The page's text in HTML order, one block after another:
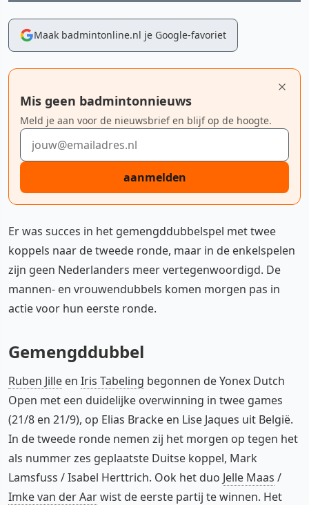
Maak badmintonline.nl je Google-favoriet
Mis geen badmintonnieuws
Meld je aan voor de nieuwsbrief en blijf op de hoogte.
E-mailadres
aanmelden
Er was succes in het gemengddubbelspel met twee
koppels naar de tweede ronde, maar in de enkelspelen
zijn geen Nederlanders meer vertegenwoordigd. De
mannen- en vrouwendubbels komen morgen pas in
actie voor hun eerste ronde.
Gemengddubbel
Ruben Jille en Iris Tabeling begonnen de Yonex Dutch
Open met een duidelijke overwinning in twee games
(21/8 en 21/9), op Elias Bracke en Lise Jaques uit België.
In de tweede ronde nemen zij het morgen op tegen het
als nummer zes geplaatste Duitse koppel, Mark
Lamsfuss / Isabel Herttrich. Ook het duo Jelle Maas /
Imke van der Aarwist de eerste partij te winnen. Het